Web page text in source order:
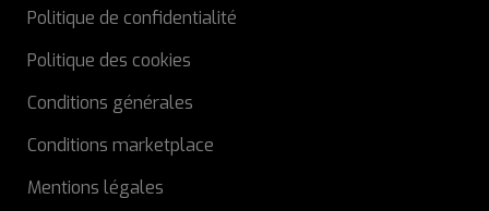
Politique de confidentialité
Politique des cookies
Conditions générales
Conditions marketplace
Mentions légales